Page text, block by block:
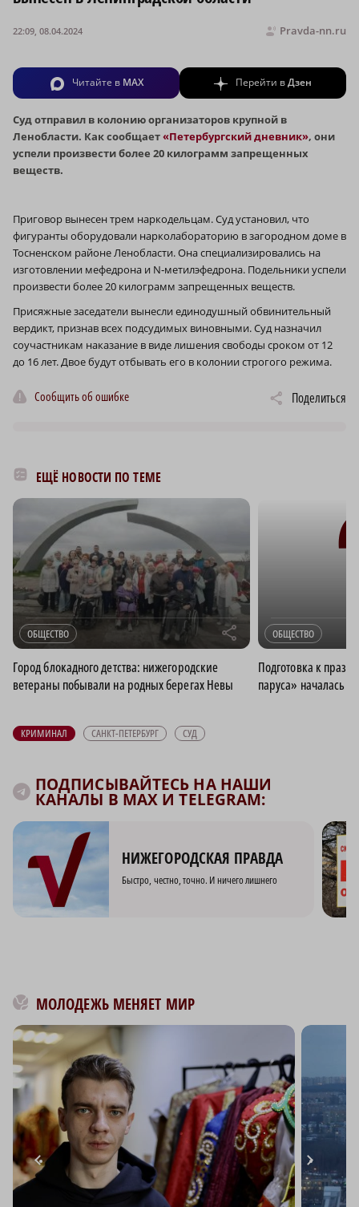
Pravda-nn.ru
22:09, 08.04.2024
Читайте в MAX Перейти вДзен
Суд отправил в колонию организаторов крупной в
Ленобласти. Как сообщает«Петербургский дневник», они
успели произвести более 20 килограмм запрещенных
веществ.
Приговор вынесен трем наркодельцам. Суд установил, что
фигуранты оборудовали нарколабораторию в загородном доме в
Тосненском районе Ленобласти. Она специализировались на
изготовлении мефедрона и N‑метилэфедрона. Подельники успели
произвести более 20 килограмм запрещенных веществ.
Присяжные заседатели вынесли единодушный обвинительный
вердикт, признав всех подсудимых виновными. Суд назначил
соучастникам наказание в виде лишения свободы сроком от 12
до 16 лет. Двое будут отбывать его в колонии строгого режима.
Сообщить об ошибке Поделиться
ЕЩЁ НОВОСТИ ПО ТЕМЕ
ОБЩЕСТВО r
Город блокадного детства: нижегородские
ветераны побывали на родных берегах Невы
ОБЩЕСТВО
Подготовка к
паруса» началась в
КРИМИНАЛ САНКТ-ПЕТЕРБУРГ СУД
ПОДПИСЫВАЙТЕСЬ НА НАШИ
КАНАЛЫ В MAX И TELEGRAM:
НИЖЕГОРОДСКАЯ ПРАВДА
Быстро, честно, точно. И ничего лишнего
МОЛОДЕЖЬ МЕНЯЕТ МИР